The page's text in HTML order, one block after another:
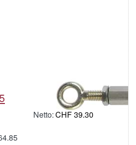
PESOLA (Macro-
Linie)
CHF 39.30